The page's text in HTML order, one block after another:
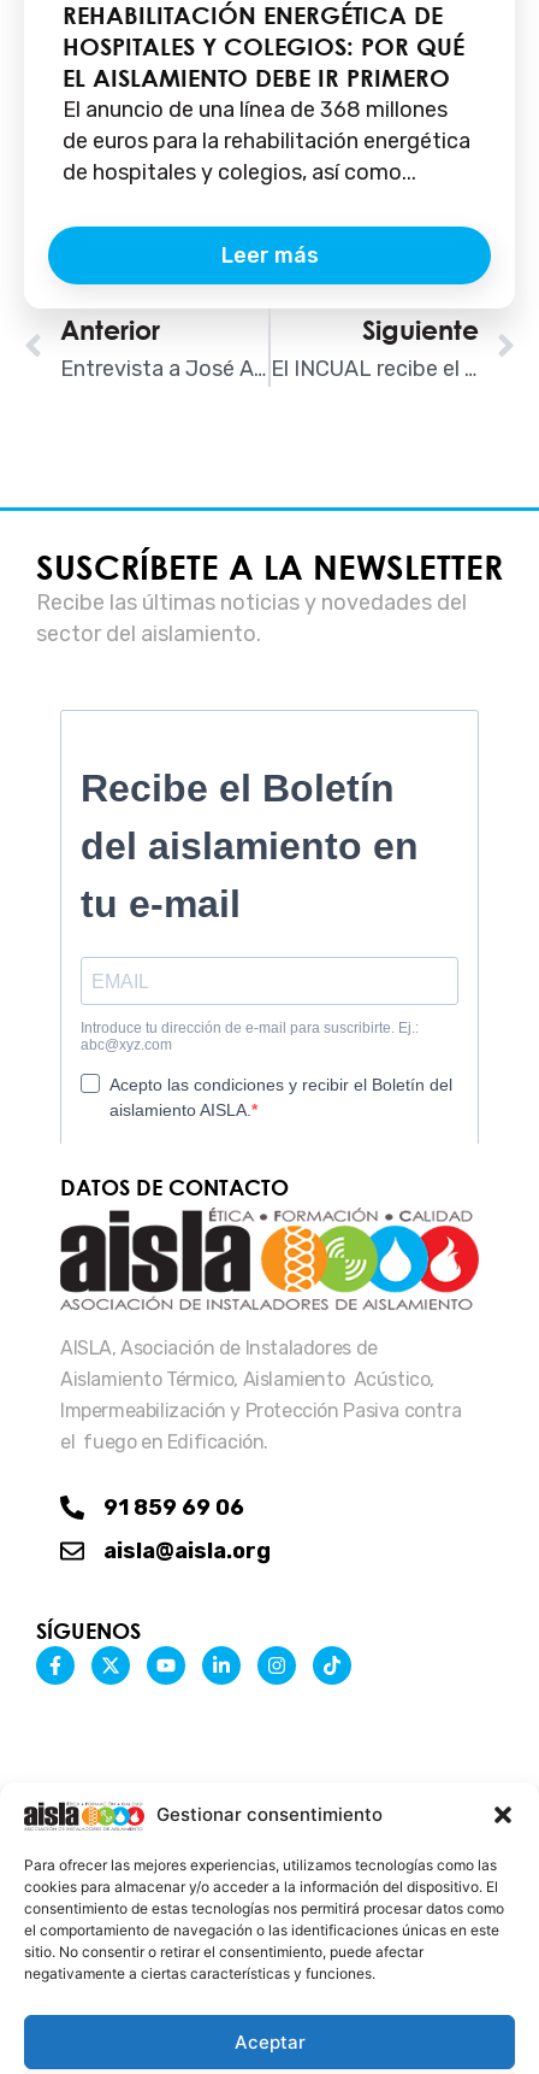
Gestionar consentimiento
Para ofrecer las mejores experiencias, utilizamos tecnologías como las
cookies para almacenar y/o acceder a la información del dispositivo. El
consentimiento de estas tecnologías nos permitirá procesar datos como
el comportamiento de navegación o las identificaciones únicas en este
sitio. No consentir o retirar el consentimiento, puede afectar
negativamente a ciertas características y funciones.
Aceptar
REHABILITACIÓN ENERGÉTICA DE
HOSPITALES Y COLEGIOS: POR QUÉ
EL AISLAMIENTO DEBE IR PRIMERO
El anuncio de una línea de 368 millones
de euros para la rehabilitación energética
de hospitales y colegios, así como...
Leer más
Ant
Anterior
Entrevista a José Antonio García, nuevo presidente de AISLA
Siguiente
El INCUAL recibe el Manifiesto en favor del Reconocimiento Profesional del Instalador en Edificación
SUSCRÍBETE A LA NEWSLETTER
Recibe las últimas noticias y novedades del
sector del aislamiento.
DATOS DE CONTACTO
AISLA, Asociación de Instaladores de
Aislamiento Térmico, Aislamiento Acústico,
Impermeabilización y Protección Pasiva contra
el fuego en Edificación.
91 859 69 06
aisla@aisla.org
SÍGUENOS
F
a
c
-
f
X
-
t
r
Y
o
u
L
i
n
-
i
I
n
s
m
T
i
k
AVISO LEGAL
PROTECCIÓN DE DATOS
POLÍTICA DE COOKIES